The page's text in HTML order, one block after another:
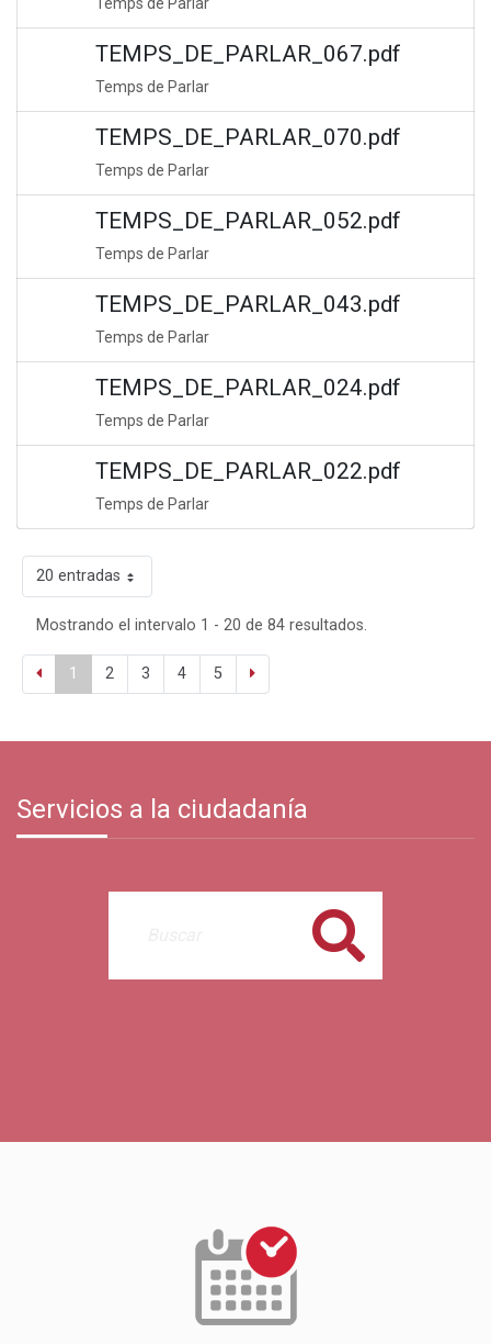
TEMPS_DE_PARLAR_067.pdf
Temps de Parlar
TEMPS_DE_PARLAR_070.pdf
Temps de Parlar
TEMPS_DE_PARLAR_052.pdf
Temps de Parlar
TEMPS_DE_PARLAR_043.pdf
Temps de Parlar
TEMPS_DE_PARLAR_024.pdf
Temps de Parlar
TEMPS_DE_PARLAR_022.pdf
Temps de Parlar
20 entradas
Mostrando el intervalo 1 - 20 de 84 resultados.
1 2 3 4 5
Servicios a la ciudadanía
Buscar